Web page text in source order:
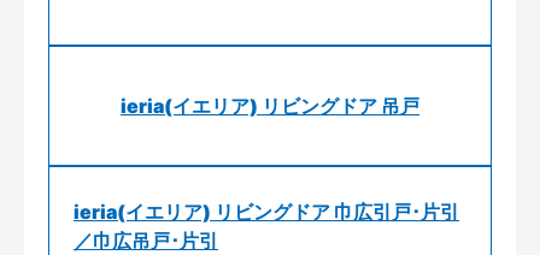
ieria(イエリア) リビングドア 吊戸
ieria(イエリア) リビングドア 巾広引戸･片引
／巾広吊戸･片引